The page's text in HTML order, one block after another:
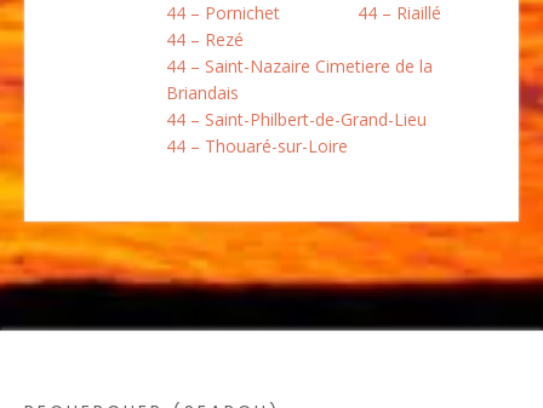
44 – Pornichet
44 – Riaillé
44 – Rezé
44 – Saint-Nazaire Cimetiere de la
Briandais
44 – Saint-Philbert-de-Grand-Lieu
44 – Thouaré-sur-Loire